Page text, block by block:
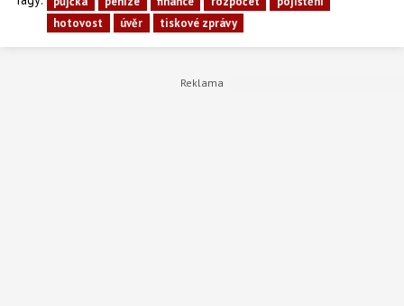
hotovost
úvěr tiskové zprávy